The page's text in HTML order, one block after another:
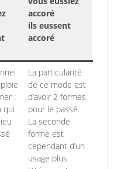
accoré
ils eussent
accoré
:
qui
La particularité
de ce mode est
d’avoir 2 formes
pour le passé.
La seconde
forme est
cependant d’un
usage plus